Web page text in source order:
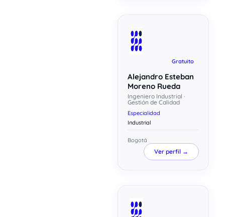
Gratuito
Alejandro Esteban
Moreno Rueda
Ingeniero Industrial ·
Gestión de Calidad
Especialidad
Industrial
Bogotá
Ver perfil →